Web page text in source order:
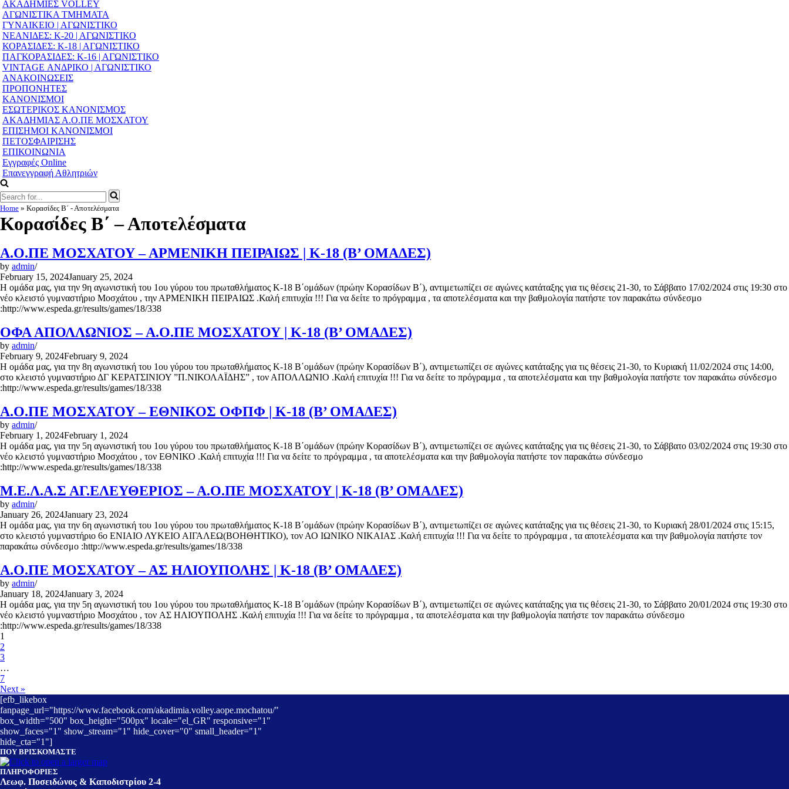
ΑΚΑΔΗΜΙΕΣ VOLLEY
ΑΓΩΝΙΣΤΙΚΑ ΤΜΗΜΑΤΑ
ΓΥΝΑΙΚΕΙΟ | ΑΓΩΝΙΣΤΙΚΟ
ΝΕΑΝΙΔΕΣ: Κ-20 | ΑΓΩΝΙΣΤΙΚΟ
ΚΟΡΑΣΙΔΕΣ: Κ-18 | ΑΓΩΝΙΣΤΙΚΟ
ΠΑΓΚΟΡΑΣΙΔΕΣ: Κ-16 | ΑΓΩΝΙΣΤΙΚΟ
VINTAGE ΑΝΔΡΙΚΟ | ΑΓΩΝΙΣΤΙΚΟ
ΑΝΑΚΟΙΝΩΣΕΙΣ
ΠΡΟΠΟΝΗΤΕΣ
ΚΑΝΟΝΙΣΜΟΙ
ΕΣΩΤΕΡΙΚΟΣ ΚΑΝΟΝΙΣΜΟΣ
ΑΚΑΔΗΜΙΑΣ Α.Ο.ΠΕ ΜΟΣΧΑΤΟΥ
ΕΠΙΣΗΜΟΙ ΚΑΝΟΝΙΣΜΟΙ
ΠΕΤΟΣΦΑΙΡΙΣΗΣ
ΕΠΙΚΟΙΝΩΝΙΑ
Εγγραφές Online
Επανεγγραφή Αθλητριών
Search
for...
Home » Κορασίδες Β΄ - Αποτελέσματα
Κορασίδες Β΄ – Αποτελέσματα
Α.Ο.ΠΕ ΜΟΣΧΑΤΟΥ – ΑΡΜΕΝΙΚΗ ΠΕΙΡΑΙΩΣ | Κ-18 (Β’ ΟΜΑΔΕΣ)
by admin
February 15, 2024January 25, 2024
Η ομάδα μας, για την 9η αγωνιστική του 1ου γύρου του πρωταθλήματος Κ-18 Β΄ομάδων (πρώην Κορασίδων Β΄), αντιμετωπίζει σε αγώνες κατάταξης για τις θέσεις 21-30, το Σάββατο 17/02/2024 στις 19:30 στο
νέο κλειστό γυμναστήριο Μοσχάτου , την ΑΡΜΕΝΙΚΗ ΠΕΙΡΑΙΩΣ .Καλή επιτυχία !!! Για να δείτε το πρόγραμμα , τα αποτελέσματα και την βαθμολογία πατήστε τον παρακάτω σύνδεσμο
:http://www.espeda.gr/results/games/18/338
ΟΦΑ ΑΠΟΛΛΩΝΙΟΣ – Α.Ο.ΠΕ ΜΟΣΧΑΤΟΥ | Κ-18 (Β’ ΟΜΑΔΕΣ)
by admin
February 9, 2024February 9, 2024
Η ομάδα μας, για την 8η αγωνιστική του 1ου γύρου του πρωταθλήματος Κ-18 Β΄ομάδων (πρώην Κορασίδων Β΄), αντιμετωπίζει σε αγώνες κατάταξης για τις θέσεις 21-30, το Κυριακή 11/02/2024 στις 14:00,
στο κλειστό γυμναστήριο ΔΓ ΚΕΡΑΤΣΙΝΙΟΥ ”Π.ΝΙΚΟΛΑΪΔΗΣ” , τον ΑΠΟΛΛΩΝΙΟ .Καλή επιτυχία !!! Για να δείτε το πρόγραμμα , τα αποτελέσματα και την βαθμολογία πατήστε τον παρακάτω σύνδεσμο
:http://www.espeda.gr/results/games/18/338
Α.Ο.ΠΕ ΜΟΣΧΑΤΟΥ – ΕΘΝΙΚΟΣ ΟΦΠΦ | Κ-18 (Β’ ΟΜΑΔΕΣ)
by admin
February 1, 2024February 1, 2024
Η ομάδα μας, για την 5η αγωνιστική του 1ου γύρου του πρωταθλήματος Κ-18 Β΄ομάδων (πρώην Κορασίδων Β΄), αντιμετωπίζει σε αγώνες κατάταξης για τις θέσεις 21-30, το Σάββατο 03/02/2024 στις 19:30 στο
νέο κλειστό γυμναστήριο Μοσχάτου , τον ΕΘΝΙΚΟ .Καλή επιτυχία !!! Για να δείτε το πρόγραμμα , τα αποτελέσματα και την βαθμολογία πατήστε τον παρακάτω σύνδεσμο
:http://www.espeda.gr/results/games/18/338
Μ.Ε.Λ.Α.Σ ΑΓ.ΕΛΕΥΘΕΡΙΟΣ – Α.Ο.ΠΕ ΜΟΣΧΑΤΟΥ | Κ-18 (Β’ ΟΜΑΔΕΣ)
by admin
January 26, 2024January 23, 2024
Η ομάδα μας, για την 6η αγωνιστική του 1ου γύρου του πρωταθλήματος Κ-18 Β΄ομάδων (πρώην Κορασίδων Β΄), αντιμετωπίζει σε αγώνες κατάταξης για τις θέσεις 21-30, το Κυριακή 28/01/2024 στις 15:15,
στο κλειστό γυμναστήριο 6ο ΕΝΙΑΙΟ ΛΥΚΕΙΟ ΑΙΓΑΛΕΩ(ΒΟΗΘΗΤΙΚΟ), τον ΑΟ ΙΩΝΙΚΟ ΝΙΚΑΙΑΣ .Καλή επιτυχία !!! Για να δείτε το πρόγραμμα , τα αποτελέσματα και την βαθμολογία πατήστε τον
παρακάτω σύνδεσμο :http://www.espeda.gr/results/games/18/338
Α.Ο.ΠΕ ΜΟΣΧΑΤΟΥ – ΑΣ ΗΛΙΟΥΠΟΛΗΣ | Κ-18 (Β’ ΟΜΑΔΕΣ)
by admin
January 18, 2024January 3, 2024
Η ομάδα μας, για την 5η αγωνιστική του 1ου γύρου του πρωταθλήματος Κ-18 Β΄ομάδων (πρώην Κορασίδων Β΄), αντιμετωπίζει σε αγώνες κατάταξης για τις θέσεις 21-30, το Σάββατο 20/01/2024 στις 19:30 στο
νέο κλειστό γυμναστήριο Μοσχάτου , τον ΑΣ ΗΛΙΟΥΠΟΛΗΣ .Καλή επιτυχία !!! Για να δείτε το πρόγραμμα , τα αποτελέσματα και την βαθμολογία πατήστε τον παρακάτω σύνδεσμο
:http://www.espeda.gr/results/games/18/338
1
2
3
…
7
Next »
[efb_likebox
fanpage_url="https://www.facebook.com/akadimia.volley.aope.mochatou/"
box_width="500" box_height="500px" locale="el_GR" responsive="1"
show_faces="1" show_stream="1" hide_cover="0" small_header="1"
hide_cta="1"]
ΠΟΥ ΒΡΙΣΚΟΜΑΣΤΕ
ΠΛΗΡΟΦΟΡΙΕΣ
Λεωφ. Ποσειδώνος & Καποδιστρίου 2-4